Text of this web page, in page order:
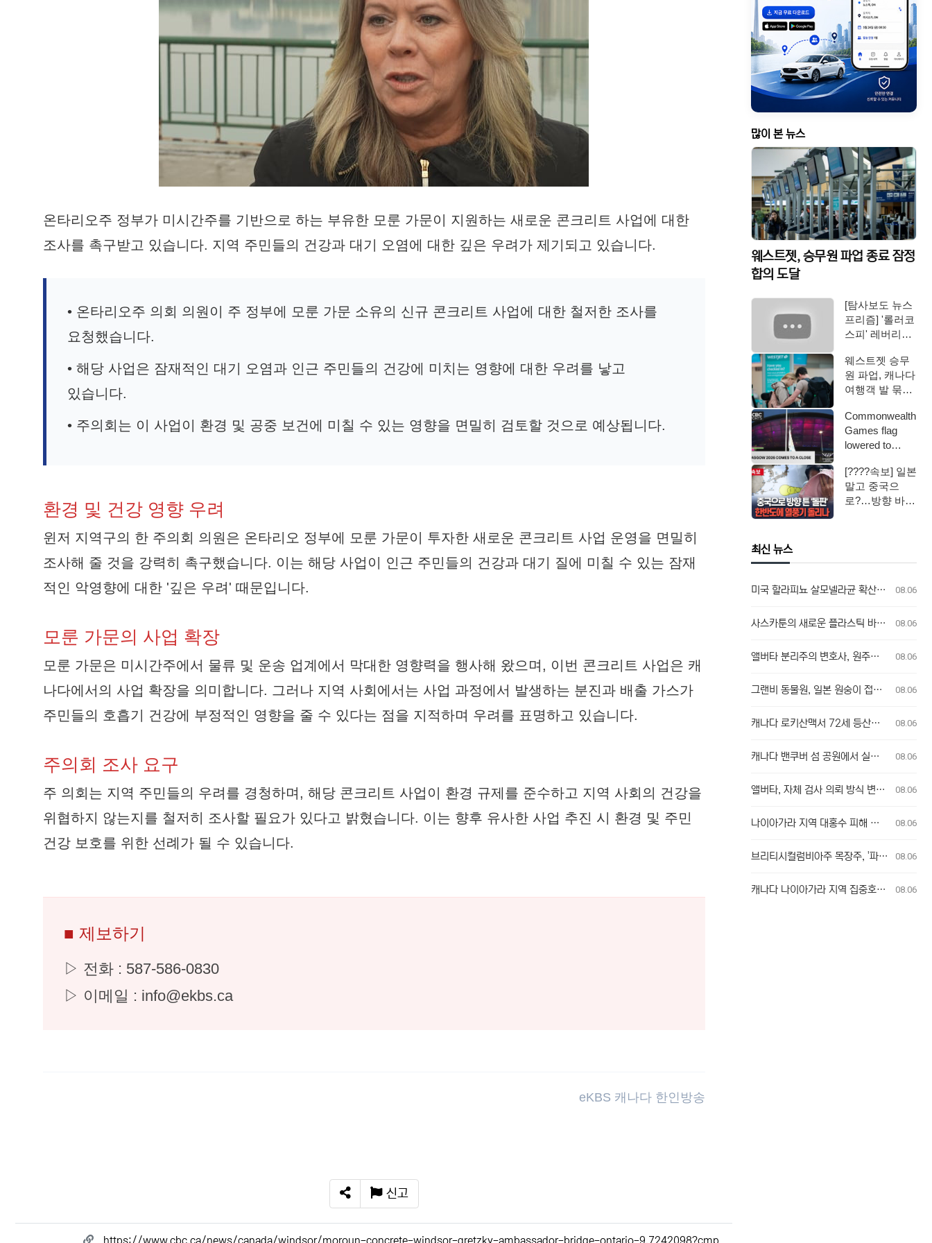
온타리오주 정부가 미시간주를 기반으로 하는 부유한 모룬 가문이 지원하는 새로운 콘크리트 사업에 대한
조사를 촉구받고 있습니다. 지역 주민들의 건강과 대기 오염에 대한 깊은 우려가 제기되고 있습니다.
• 온타리오주 의회 의원이 주 정부에 모룬 가문 소유의 신규 콘크리트 사업에 대한 철저한 조사를
요청했습니다.
• 해당 사업은 잠재적인 대기 오염과 인근 주민들의 건강에 미치는 영향에 대한 우려를 낳고
있습니다.
• 주의회는 이 사업이 환경 및 공중 보건에 미칠 수 있는 영향을 면밀히 검토할 것으로 예상됩니다.
환경 및 건강 영향 우려
윈저 지역구의 한 주의회 의원은 온타리오 정부에 모룬 가문이 투자한 새로운 콘크리트 사업 운영을 면밀히
조사해 줄 것을 강력히 촉구했습니다. 이는 해당 사업이 인근 주민들의 건강과 대기 질에 미칠 수 있는 잠재
적인 악영향에 대한 '깊은 우려' 때문입니다.
모룬 가문의 사업 확장
모룬 가문은 미시간주에서 물류 및 운송 업계에서 막대한 영향력을 행사해 왔으며, 이번 콘크리트 사업은 캐
나다에서의 사업 확장을 의미합니다. 그러나 지역 사회에서는 사업 과정에서 발생하는 분진과 배출 가스가
주민들의 호흡기 건강에 부정적인 영향을 줄 수 있다는 점을 지적하며 우려를 표명하고 있습니다.
주의회 조사 요구
주 의회는 지역 주민들의 우려를 경청하며, 해당 콘크리트 사업이 환경 규제를 준수하고 지역 사회의 건강을
위협하지 않는지를 철저히 조사할 필요가 있다고 밝혔습니다. 이는 향후 유사한 사업 추진 시 환경 및 주민
건강 보호를 위한 선례가 될 수 있습니다.
■ 제보하기
▷ 전화 : 587-586-0830
▷ 이메일 : info@ekbs.ca
eKBS 캐나다 한인방송
SNS 공유
신고
https://www.cbc.ca/news/canada/windsor/moroun-concrete-windsor-gretzky-ambassador-bridge-ontario-9.7242098?cmp
많이 본 뉴스
웨스트젯, 승무원 파업 종료 잠정
합의 도달
[탐사보도 뉴스
프리즘] '롤러코
스피' 레버리지
TV (Yo…
웨스트젯 승무
원 파업, 캐나다
여행객 발 묶였
Commonwealth
Games flag
lowered to
[????속보] 일본
말고 중국으
로?…방향 바꾼
최신 뉴스
미국 할라피뇨 살모넬라균 확산, 캐나다 연관성 없어 08.06
사스카툰의 새로운 플라스틱 바위 공공 예술 설치물, 시민들의 반응 엇갈려 08.06
앨버타 분리주의 변호사, 원주민 보호구역 신탁 관리인 직위 박탈 명령에 불복 항소 08.06
그랜비 동물원, 일본 원숭이 접촉 방문객에 주의 당부 08.06
캐나다 로키산맥서 72세 등산객 맹견 공격받아 중상 08.06
캐나다 밴쿠버 섬 공원에서 실종자 발견 08.06
앨버타, 자체 검사 의뢰 방식 변경에 대한 우려 제기 08.06
나이아가라 지역 대홍수 피해 현장 방문한 포드 온타리오 주총리, 재정 지원 발표는 없어 08.06
브리티시컬럼비아주 목장주, '파괴의 흔적' 브래들리 크릭 산불로 집 잃은 참상 증언 08.06
캐나다 나이아가라 지역 집중호우로 와인 산지 피해 속출 08.06